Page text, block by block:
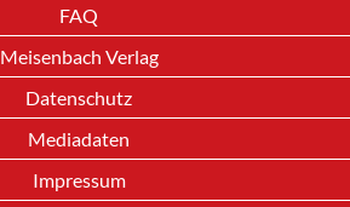
FAQ
Meisenbach Verlag
Datenschutz
Mediadaten
Impressum